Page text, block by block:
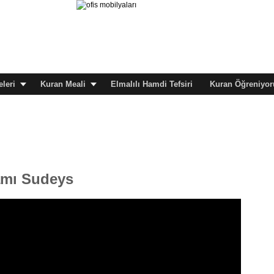
Kuran Meali Elmalılı Hamdi Tefsiri Kuran
Sudeys